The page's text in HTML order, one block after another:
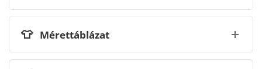
👕 Mérettáblázat